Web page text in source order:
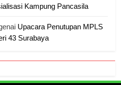
Kampung Pancasila
Upacara Penutupan MPLS
43 Surabaya